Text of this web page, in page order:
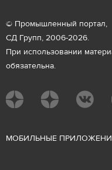
© Промышленный портал,
СД Групп, 2006-2026.
При использовании
обязательна.
МОБИЛЬНЫЕ